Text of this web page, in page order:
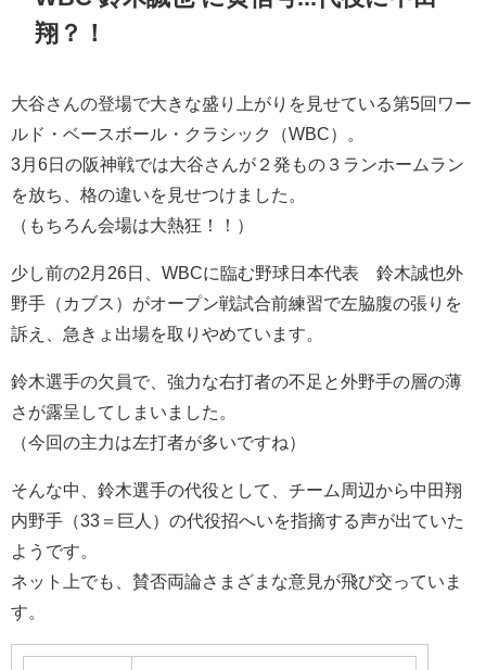
翔？！
大谷さんの登場で大きな盛り上がりを見せている第5回ワー
ルド・ベースボール・クラシック（WBC）。
3月6日の阪神戦では大谷さんが２発もの３ランホームラン
を放ち、格の違いを見せつけました。
（もちろん会場は大熱狂！！）
少し前の2月26日、WBCに臨む野球日本代表 鈴木誠也外
野手（カブス）がオープン戦試合前練習で左脇腹の張りを
訴え、急きょ出場を取りやめています。
鈴木選手の欠員で、強力な右打者の不足と外野手の層の薄
さが露呈してしまいました。
（今回の主力は左打者が多いですね）
そんな中、鈴木選手の代役として、チーム周辺から中田翔
内野手（33＝巨人）の代役招へいを指摘する声が出ていた
ようです。
ネット上でも、賛否両論さまざまな意見が飛び交っていま
す。